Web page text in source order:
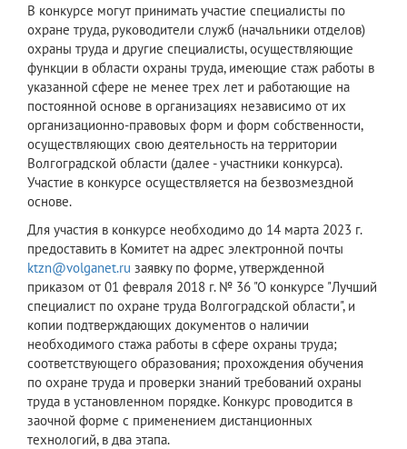
В конкурсе могут принимать участие специалисты по
охране труда, руководители служб (начальники отделов)
охраны труда и другие специалисты, осуществляющие
функции в области охраны труда, имеющие стаж работы в
указанной сфере не менее трех лет и работающие на
постоянной основе в организациях независимо от их
организационно-правовых форм и форм собственности,
осуществляющих свою деятельность на территории
Волгоградской области (далее - участники конкурса).
Участие в конкурсе осуществляется на безвозмездной
основе.
Для участия в конкурсе необходимо до 14 марта 2023 г.
предоставить в Комитет на адрес электронной почты
ktzn@volganet.ru заявку по форме, утвержденной
приказом от 01 февраля 2018 г. № 36 "О конкурсе "Лучший
специалист по охране труда Волгоградской области", и
копии подтверждающих документов о наличии
необходимого стажа работы в сфере охраны труда;
соответствующего образования; прохождения обучения
по охране труда и проверки знаний требований охраны
труда в установленном порядке. Конкурс проводится в
заочной форме с применением дистанционных
технологий, в два этапа.